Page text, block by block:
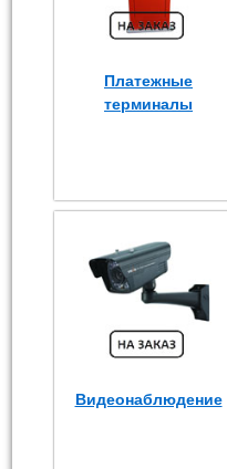
Платежные
терминалы
Видеонаблюдение